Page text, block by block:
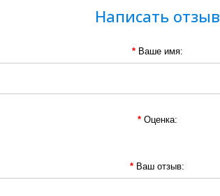
Написать отзыв
Ваше имя:
Оценка:
Ваш отзыв: